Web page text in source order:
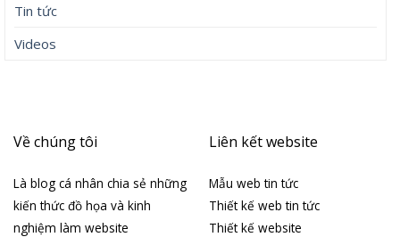
Tin tức
Videos
Về chúng tôi
Là blog cá nhân chia sẻ những
kiến thức đồ họa và kinh
nghiệm làm website
Liên kết website
Mẫu web tin tức
Thiết kế web tin tức
Thiết kế website